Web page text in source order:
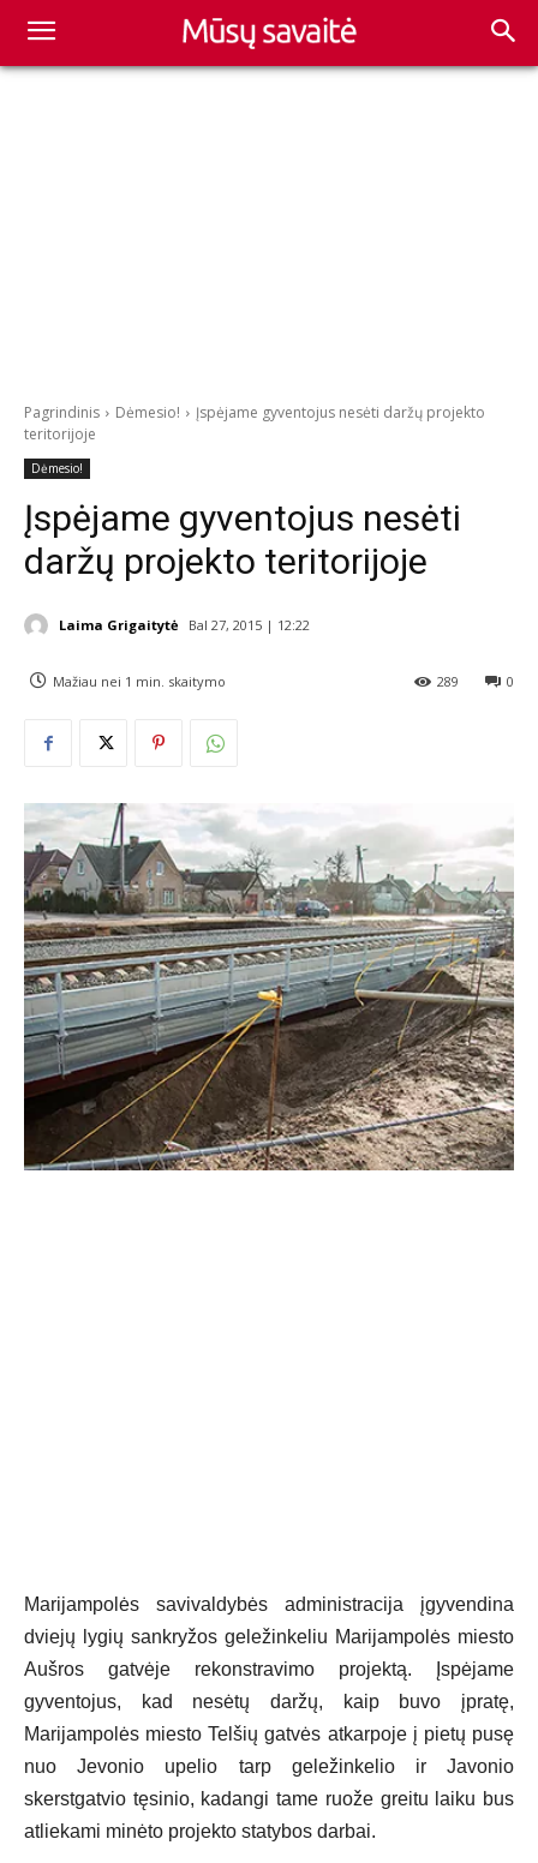
Pagrindinis Dėmesio!
Įspėjame gyventojus nesėti daržų projekto
teritorijoje
Dėmesio!
Įspėjame gyventojus nesėti
daržų projekto teritorijoje
Laima Grigaitytė Bal 27, 2015 | 12:22
Mažiau nei 1 min. skaitymo 0
289
Marijampolės savivaldybės administracija įgyvendina
dviejų lygių sankryžos geležinkeliu Marijampolės miesto
Aušros gatvėje rekonstravimo projektą. Įspėjame
gyventojus, kad nesėtų daržų, kaip buvo įpratę,
Marijampolės miesto Telšių gatvės atkarpoje į pietų pusę
nuo Jevonio upelio tarp geležinkelio ir Javonio
skerstgatvio tęsinio, kadangi tame ruože greitu laiku bus
atliekami minėto projekto statybos darbai.